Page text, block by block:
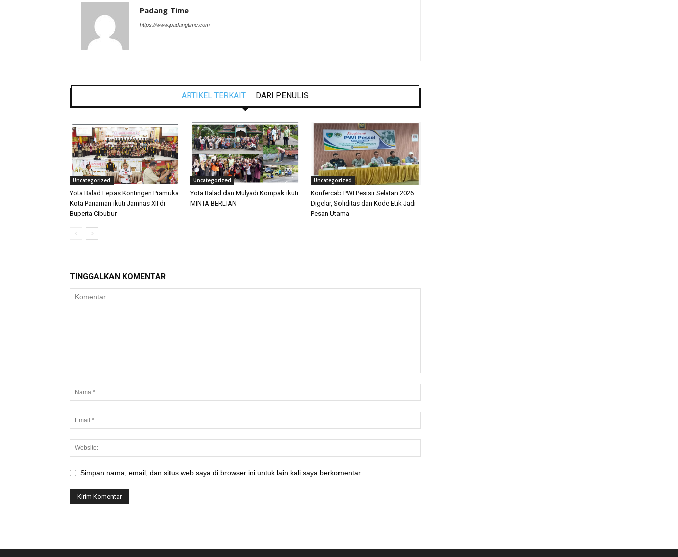
Padang Time
https://www.padangtime.com
ARTIKEL TERKAIT DARI PENULIS
Uncategorized
Yota Balad Lepas Kontingen Pramuka
Kota Pariaman ikuti Jamnas XII di
Buperta Cibubur
Uncategorized
Yota Balad dan Mulyadi Kompak ikuti
MINTA BERLIAN
Uncategorized
Konfercab PWI Pesisir Selatan 2026
Digelar, Soliditas dan Kode Etik Jadi
Pesan Utama
TINGGALKAN KOMENTAR
Simpan nama, email, dan situs web saya di browser ini untuk lain kali saya berkomentar.